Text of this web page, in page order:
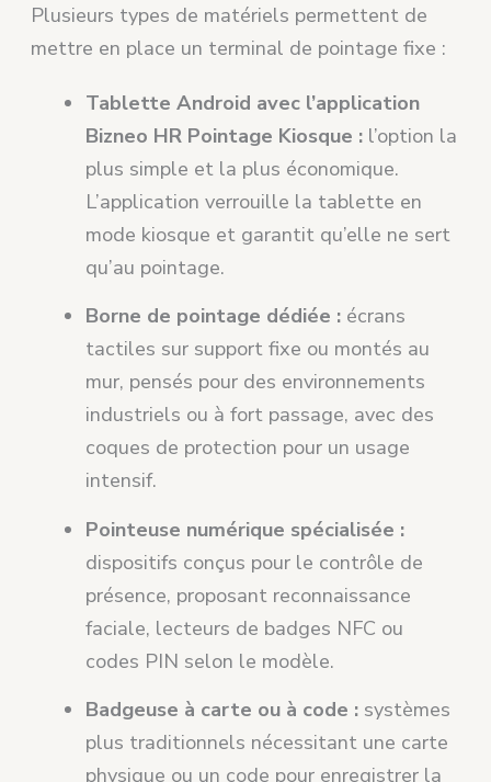
Plusieurs types de matériels permettent de
mettre en place un terminal de pointage fixe :
Tablette Android avec l’application
Bizneo HR Pointage Kiosque : l’option la
plus simple et la plus économique.
L’application verrouille la tablette en
mode kiosque et garantit qu’elle ne sert
qu’au pointage.
Borne de pointage dédiée : écrans
tactiles sur support fixe ou montés au
mur, pensés pour des environnements
industriels ou à fort passage, avec des
coques de protection pour un usage
intensif.
Pointeuse numérique spécialisée :
dispositifs conçus pour le contrôle de
présence, proposant reconnaissance
faciale, lecteurs de badges NFC ou
codes PIN selon le modèle.
Badgeuse à carte ou à code : systèmes
plus traditionnels nécessitant une carte
physique ou un code pour enregistrer la